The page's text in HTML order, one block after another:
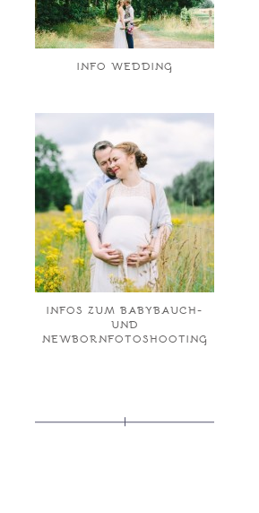
INFO WEDDING
INFOS ZUM BABYBAUCH-
UND
NEWBORNFOTOSHOOTING